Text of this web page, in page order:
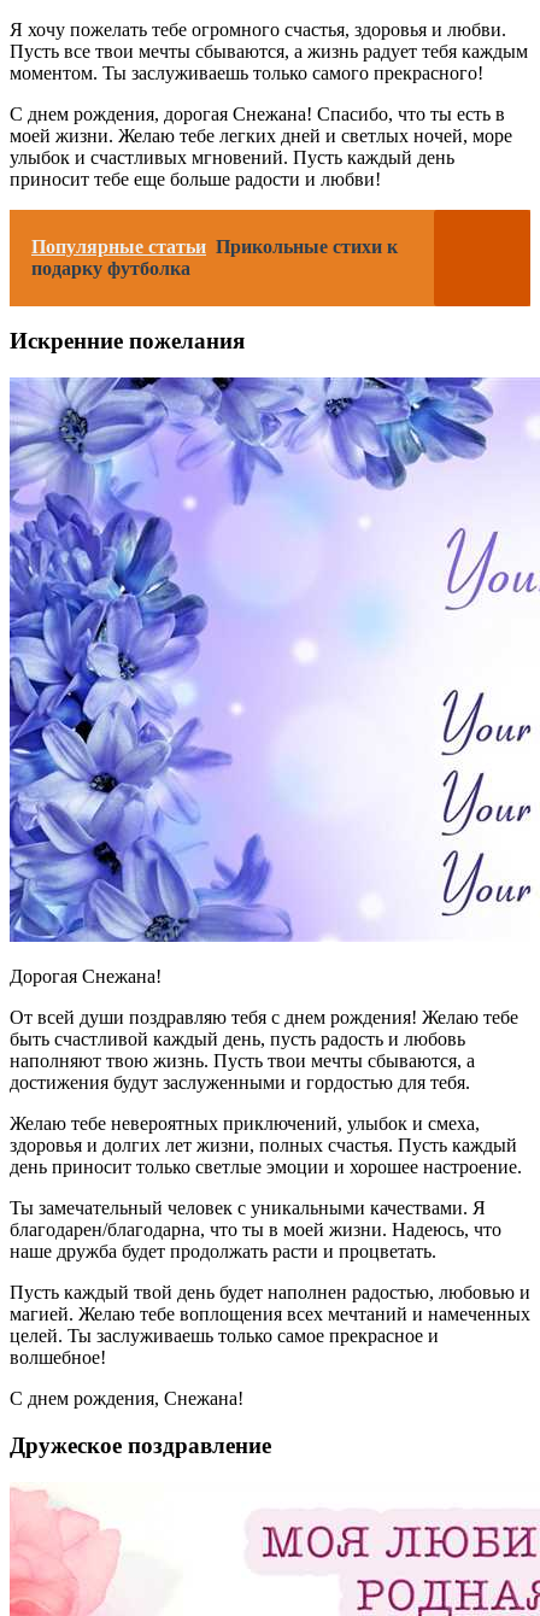
Я хочу пожелать тебе огромного счастья, здоровья и любви.
Пусть все твои мечты сбываются, а жизнь радует тебя каждым
моментом. Ты заслуживаешь только самого прекрасного!
С днем рождения, дорогая Снежана! Спасибо, что ты есть в
моей жизни. Желаю тебе легких дней и светлых ночей, море
улыбок и счастливых мгновений. Пусть каждый день
приносит тебе еще больше радости и любви!
Популярные статьи Прикольные стихи к
подарку футболка
Искренние пожелания
Дорогая Снежана!
От всей души поздравляю тебя с днем рождения! Желаю тебе
быть счастливой каждый день, пусть радость и любовь
наполняют твою жизнь. Пусть твои мечты сбываются, а
достижения будут заслуженными и гордостью для тебя.
Желаю тебе невероятных приключений, улыбок и смеха,
здоровья и долгих лет жизни, полных счастья. Пусть каждый
день приносит только светлые эмоции и хорошее настроение.
Ты замечательный человек с уникальными качествами. Я
благодарен/благодарна, что ты в моей жизни. Надеюсь, что
наше дружба будет продолжать расти и процветать.
Пусть каждый твой день будет наполнен радостью, любовью и
магией. Желаю тебе воплощения всех мечтаний и намеченных
целей. Ты заслуживаешь только самое прекрасное и
волшебное!
С днем рождения, Снежана!
Дружеское поздравление